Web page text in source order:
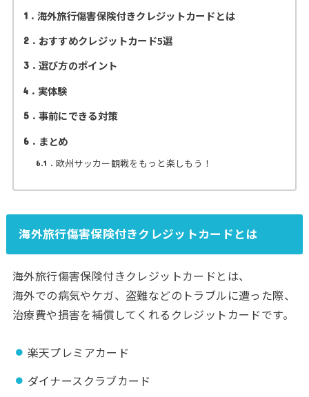
1 海外旅行傷害保険付きクレジットカードとは
2 おすすめクレジットカード5選
3 選び方のポイント
4 実体験
5 事前にできる対策
6 まとめ
6.1 欧州サッカー観戦をもっと楽しもう！
海外旅行傷害保険付きクレジットカードとは
海外旅行傷害保険付きクレジットカードとは、
海外での病気やケガ、盗難などのトラブルに遭った際、
治療費や損害を補償してくれるクレジットカードです。
楽天プレミアカード
ダイナースクラブカード